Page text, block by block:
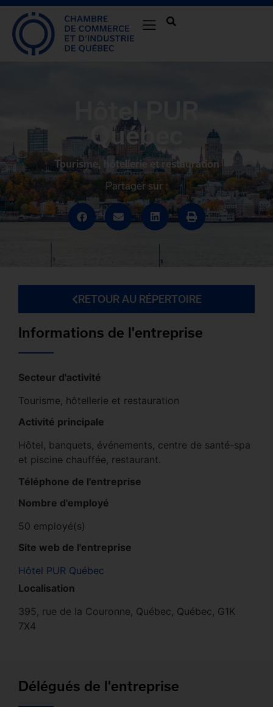
Hôtel PUR
Québec
Tourisme, hôtellerie et restauration
Partager sur :
RETOUR AU RÉPERTOIRE
Informations de l'entreprise
Secteur d'activité
Tourisme, hôtellerie et restauration
Activité principale
Hôtel, banquets, événements, centre de santé-spa
et piscine chauffée, restaurant.
Téléphone de l'entreprise
Nombre d'employé
50 employé(s)
Site web de l'entreprise
Hôtel PUR Québec
Localisation
395, rue de la Couronne, Québec, Québec, G1K
7X4
Délégués de l'entreprise